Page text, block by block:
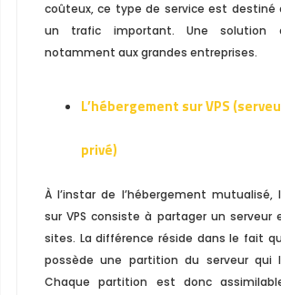
coûteux, ce type de service est destiné
un trafic important. Une solution
notamment aux grandes entreprises.
L’hébergement sur VPS
privé)
À l’instar de l’hébergement mutualisé,
sur VPS consiste à partager un serveur
sites. La différence réside dans le fait
possède une partition du serveur qui
Chaque partition est donc